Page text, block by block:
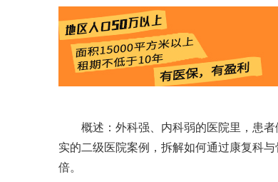
概述：外科强、内科弱的医院里，患者
实的二级医院案例，拆解如何通过康复科
倍。